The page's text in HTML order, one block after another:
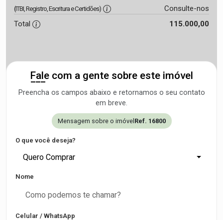
(ITBI, Registro, Escritura e Certidões)
Consulte-nos
Total
115.000,00
Fale com a gente sobre este imóvel
Preencha os campos abaixo e retornamos o seu contato
em breve.
Mensagem sobre o imóvel Ref. 16800
O que você deseja?
Quero Comprar
Nome
Celular / WhatsApp